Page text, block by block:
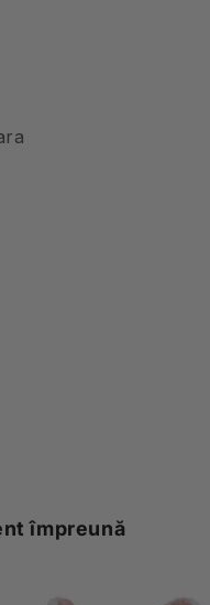
împreună